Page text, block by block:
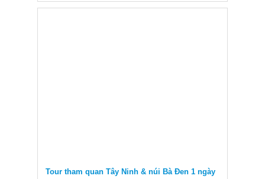
Tour tham quan Tây Ninh & núi Bà Đen 1 ngày